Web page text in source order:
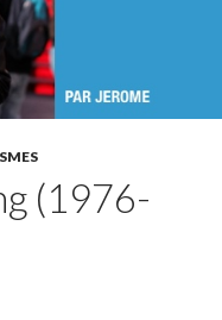
(1976-